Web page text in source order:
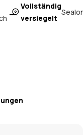
Vollständig
versiegelt